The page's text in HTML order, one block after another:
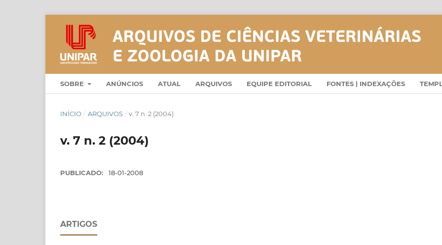
SOBRE ANÚNCIOS ATUAL ARQUIVOS EQUIPE EDITORIAL FONTES | INDEXAÇÕES
INÍCIO / ARQUIVOS / v. 7 n. 2 (2004)
v. 7 n. 2 (2004)
PUBLICADO: 18-01-2008
ARTIGOS